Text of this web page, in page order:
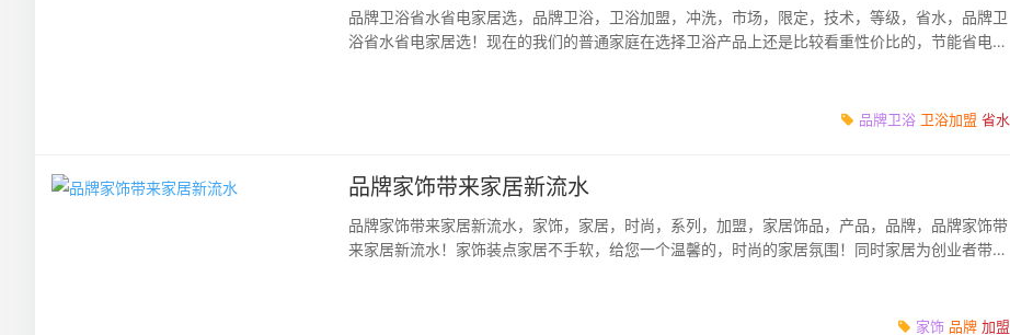
品牌卫浴省水省电家居选，品牌卫浴，卫浴加盟，冲洗，市场，限定，技术，等级，省水，品牌卫
浴省水省电家居选！现在的我们的普通家庭在选择卫浴产品上还是比较看重性价比的，节能省电省
品牌卫浴 卫浴加盟 省水
品牌家饰带来家居新流水
品牌家饰带来家居新流水，家饰，家居，时尚，系列，加盟，家居饰品，产品，品牌，品牌家饰带
来家居新流水！家饰装点家居不手软，给您一个温馨的，时尚的家居氛围！同时家居为创业者带来
家饰 品牌 加盟